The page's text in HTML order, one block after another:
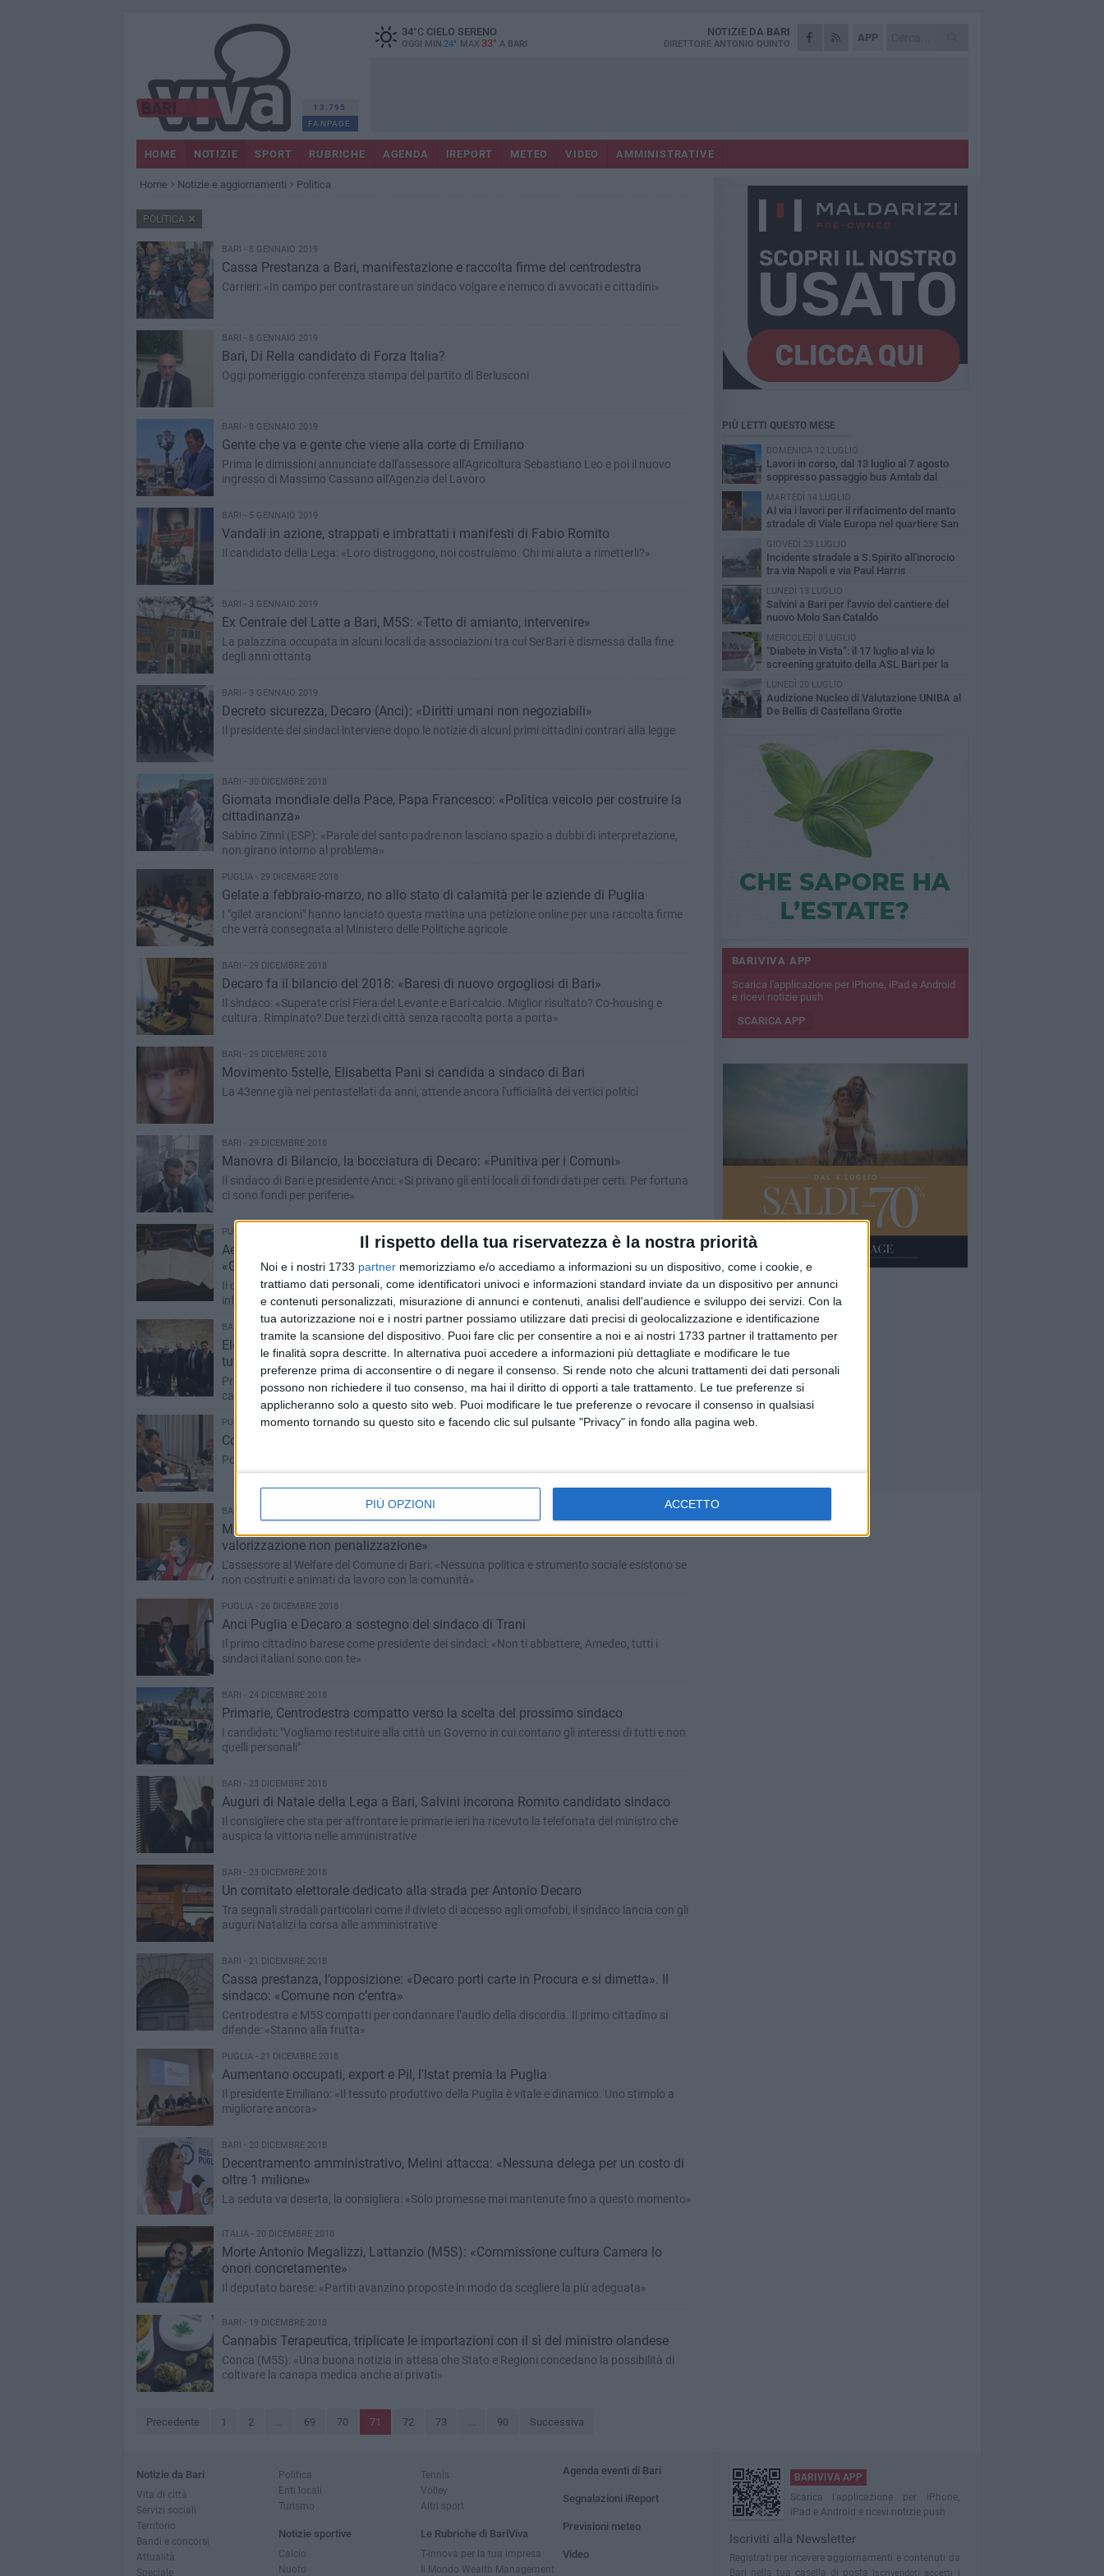
Il rispetto della tua riservatezza è la nostra priorità
Noi e i nostri 1733 partner memorizziamo e/o accediamo a informazioni su un dispositivo, come i cookie, e
trattiamo dati personali, come identificatori univoci e informazioni standard inviate da un dispositivo per annunci
e contenuti personalizzati, misurazione di annunci e contenuti, analisi dell'audience e sviluppo dei servizi. Con la
tua autorizzazione noi e i nostri partner possiamo utilizzare dati precisi di geolocalizzazione e identificazione
tramite la scansione del dispositivo. Puoi fare clic per consentire a noi e ai nostri 1733 partner il trattamento per
le finalità sopra descritte. In alternativa puoi accedere a informazioni più dettagliate e modificare le tue
preferenze prima di acconsentire o di negare il consenso. Si rende noto che alcuni trattamenti dei dati personali
possono non richiedere il tuo consenso, ma hai il diritto di opporti a tale trattamento. Le tue preferenze si
applicheranno solo a questo sito web. Puoi modificare le tue preferenze o revocare il consenso in qualsiasi
momento tornando su questo sito e facendo clic sul pulsante "Privacy" in fondo alla pagina web.
PIÙ OPZIONI ACCETTO
13.795
FANPAGE
34°CCIELO SERENO
OGGI MIN 24° MAX 33° A BARI
APP
NOTIZIE DA BARI
DIRETTORE ANTONIO QUINTO
HOME NOTIZIE SPORT RUBRICHE AGENDA IREPORT METEO VIDEO AMMINISTRATIVE
Home Notizie e aggiornamenti Politica
POLITICA
BARI - 8 GENNAIO 2019
Cassa Prestanza a Bari, manifestazione e raccolta firme del centrodestra
Carrieri: «In campo per contrastare un sindaco volgare e nemico di avvocati e cittadini»
BARI - 8 GENNAIO 2019
Bari, Di Rella candidato di Forza Italia?
Oggi pomeriggio conferenza stampa del partito di Berlusconi
BARI - 8 GENNAIO 2019
Gente che va e gente che viene alla corte di Emiliano
Prima le dimissioni annunciate dall'assessore all'Agricoltura Sebastiano Leo e poi il nuovo
ingresso di Massimo Cassano all'Agenzia del Lavoro
BARI - 5 GENNAIO 2019
Vandali in azione, strappati e imbrattati i manifesti di Fabio Romito
Il candidato della Lega: «Loro distruggono, noi costruiamo. Chi mi aiuta a rimetterli?»
BARI - 3 GENNAIO 2019
Ex Centrale del Latte a Bari, M5S: «Tetto di amianto, intervenire»
La palazzina occupata in alcuni locali da associazioni tra cui SerBari è dismessa dalla fine
degli anni ottanta
BARI - 3 GENNAIO 2019
Decreto sicurezza, Decaro (Anci): «Diritti umani non negoziabili»
Il presidente dei sindaci interviene dopo le notizie di alcuni primi cittadini contrari alla legge
BARI - 30 DICEMBRE 2018
Giornata mondiale della Pace, Papa Francesco: «Politica veicolo per costruire la
cittadinanza»
Sabino Zinni (ESP): «Parole del santo padre non lasciano spazio a dubbi di interpretazione,
non girano intorno al problema»
PUGLIA - 29 DICEMBRE 2018
Gelate a febbraio-marzo, no allo stato di calamità per le aziende di Puglia
I "gilet arancioni" hanno lanciato questa mattina una petizione online per una raccolta firme
che verrà consegnata al Ministero delle Politiche agricole
BARI - 29 DICEMBRE 2018
Decaro fa il bilancio del 2018: «Baresi di nuovo orgogliosi di Bari»
Il sindaco: «Superate crisi Fiera del Levante e Bari calcio. Miglior risultato? Co-housing e
cultura. Rimpinato? Due terzi di città senza raccolta porta a porta»
BARI - 29 DICEMBRE 2018
Movimento 5stelle, Elisabetta Pani si candida a sindaco di Bari
La 43enne già nei pentastellati da anni, attende ancora l'ufficialità dei vertici politici
BARI - 29 DICEMBRE 2018
Manovra di Bilancio, la bocciatura di Decaro: «Punitiva per i Comuni»
Il sindaco di Bari e presidente Anci: «Si privano gli enti locali di fondi dati per certi. Per fortuna
ci sono fondi per periferie»
PUGLIA - 28 DICEMBRE 2018
Aeroporti di Puglia, Comune sospende la cessione delle quote. Il centrodestra:
«Grande risultato per i baresi»
Ii consiglieri comunali di opposizione esultano: «Salva una delle più importanti e strategiche
infrastrutture di Bari»
BARI - 28 DICEMBRE 2018
Elezioni Bari 2019, il 17 febbraio le primarie del centrodestra: «Gratis e aperte a
tutti»
Presentati regolamento e date: 15 gennaio la firma della carta dei valori, entro il 19 gennaio le
candidature
PUGLIA - 28 DICEMBRE 2018
Conte in Puglia ed Emiliano si autoinvita in Prefettura
Polemica e chiarimento ieri a Foggia tra presidente della Regione e Premier
BARI - 27 DICEMBRE 2018
Manovra di Bilancio, Bottalico attacca Conte: «Terzo settore merita
valorizzazione non penalizzazione»
L'assessore al Welfare del Comune di Bari: «Nessuna politica e strumento sociale esistono se
non costruiti e animati da lavoro con la comunità»
PUGLIA - 26 DICEMBRE 2018
Anci Puglia e Decaro a sostegno del sindaco di Trani
Il primo cittadino barese come presidente dei sindaci: «Non ti abbattere, Amedeo, tutti i
sindaci italiani sono con te»
BARI - 24 DICEMBRE 2018
Primarie, Centrodestra compatto verso la scelta del prossimo sindaco
I candidati: "Vogliamo restituire alla città un Governo in cui contano gli interessi di tutti e non
quelli personali"
BARI - 23 DICEMBRE 2018
Auguri di Natale della Lega a Bari, Salvini incorona Romito candidato sindaco
Il consigliere che sta per affrontare le primarie ieri ha ricevuto la telefonata del ministro che
auspica la vittoria nelle amministrative
BARI - 23 DICEMBRE 2018
Un comitato elettorale dedicato alla strada per Antonio Decaro
Tra segnali stradali particolari come il divieto di accesso agli omofobi, il sindaco lancia con gli
auguri Natalizi la corsa alle amministrative
BARI - 21 DICEMBRE 2018
Cassa prestanza, l’opposizione: «Decaro porti carte in Procura e si dimetta». Il
sindaco: «Comune non c’entra»
Centrodestra e M5S compatti per condannare l’audio della discordia. Il primo cittadino si
difende: «Stanno alla frutta»
PUGLIA - 21 DICEMBRE 2018
Aumentano occupati, export e Pil, l'Istat premia la Puglia
Il presidente Emiliano: «Il tessuto produttivo della Puglia è vitale e dinamico. Uno stimolo a
migliorare ancora»
BARI - 20 DICEMBRE 2018
Decentramento amministrativo, Melini attacca: «Nessuna delega per un costo di
oltre 1 milione»
La seduta va deserta, la consigliera: «Solo promesse mai mantenute fino a questo momento»
ITALIA - 20 DICEMBRE 2018
Morte Antonio Megalizzi, Lattanzio (M5S): «Commissione cultura Camera lo
onori concretamente»
Il deputato barese: «Partiti avanzino proposte in modo da scegliere la più adeguata»
BARI - 19 DICEMBRE 2018
Cannabis Terapeutica, triplicate le importazioni con il sì del ministro olandese
Conca (M5S): «Una buona notizia in attesa che Stato e Regioni concedano la possibilità di
coltivare la canapa medica anche ai privati»
Precedente 1 2 ... 69 70 71 72 73 ... 90 Successiva
PIÙ LETTI QUESTO MESE
DOMENICA 12 LUGLIO
Lavori in corso, dal 13 luglio al 7 agosto
soppresso passaggio bus Amtab dal
cimitero di S.Spirito
MARTEDÌ 14 LUGLIO
A​l via i lavori per il rifacimento del manto
stradale di Viale Europa nel quartiere San
GIOVEDÌ 23 LUGLIO
Incidente stradale a S.Spirito all'incrocio
tra via Napoli e via Paul Harris
LUNEDÌ 13 LUGLIO
Salvini a Bari per l'avvio del cantiere del
nuovo Molo San Cataldo
MERCOLEDÌ 8 LUGLIO
"Diabete in Vista”: il 17 luglio al via lo
screening gratuito della ASL Bari per la
retinopatia diabetica
LUNEDÌ 20 LUGLIO
Audizione Nucleo di Valutazione UNIBA al
De Bellis di Castellana Grotte
BARIVIVA APP
Scarica l'applicazione per iPhone, iPad e Android
e ricevi notizie push
SCARICA APP
Notizie da Bari
Vita di città
Servizi sociali
Territorio
Bandi e concorsi
Attualità
Speciale
Politica
Enti locali
Turismo
Notizie sportive
Calcio
Nuoto
Tennis
Volley
Altri sport
Le Rubriche di BariViva
T-innova per la tua impresa
Il Mondo Wealth Management
Agenda eventi di Bari
Segnalazioni iReport
Previsioni meteo
Video
BARIVIVA APP
Scarica l'applicazione per iPhone,
iPad e Android e ricevi notizie push
Iscriviti alla Newsletter
Registrati per ricevere aggiornamenti e contenuti da
Bari nella tua casella di posta Iscrivendoti accetti i